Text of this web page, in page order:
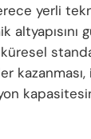
yerli
altyapısını
kazanması,